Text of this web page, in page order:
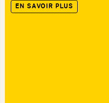
EN SAVOIR PLUS